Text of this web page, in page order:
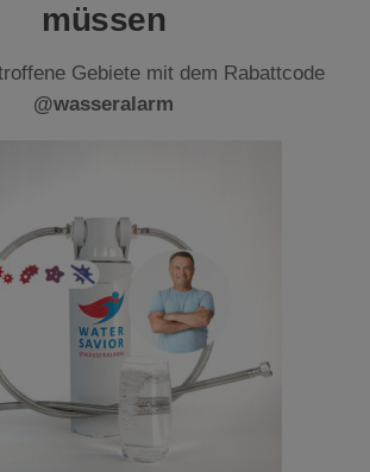
müssen
Gebiete mit dem Rabattcode
@wasseralarm